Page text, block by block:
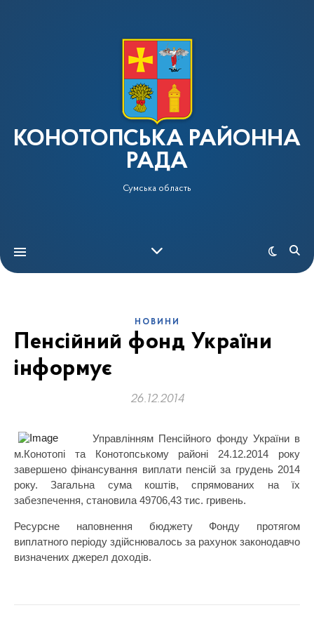
КОНОТОПСЬКА РАЙОННА
РАДА
Сумська область
НОВИНИ
Пенсійний фонд України
інформує
26.12.2014
Управлінням Пенсійного фонду України в
м.Конотопі та Конотопському районі 24.12.2014 року
завершено фінансування виплати пенсій за грудень 2014
року. Загальна сума коштів, спрямованих на їх
забезпечення, становила 49706,43 тис. гривень.
Ресурсне наповнення бюджету Фонду протягом
виплатного періоду здійснювалось за рахунок законодавчо
визначених джерел доходів.